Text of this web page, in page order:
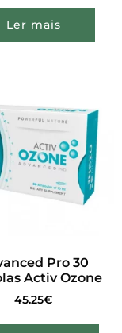
Ler mais
Pro 30
Activ Ozone
45.25€